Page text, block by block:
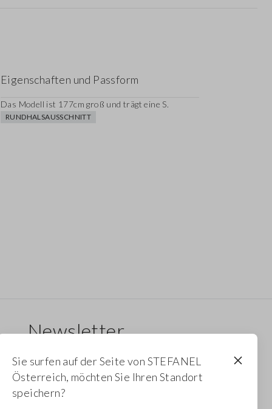
Eigenschaften und Passform
Das Modell ist 177cm groß und trägt eine S.
RUNDHALSAUSSCHNITT
Newsletter
Kollektionen und Aktionen. Für Sie 10 % Rabatt.
Sie surfen auf der Seite von STEFANEL
Österreich, möchten Sie Ihren Standort
speichern?